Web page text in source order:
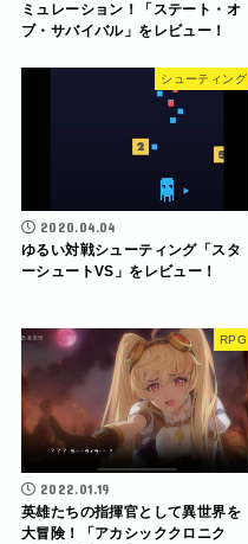
ミュレーション！「ステート・オ
ブ・サバイバル」をレビュー！
シューティング
2020.04.04
ゆるい対戦シューティング「スタ
ーシュートVS」をレビュー！
RPG
2022.01.19
英雄たちの指揮官として異世界を
大冒険！「アカシッククロニク